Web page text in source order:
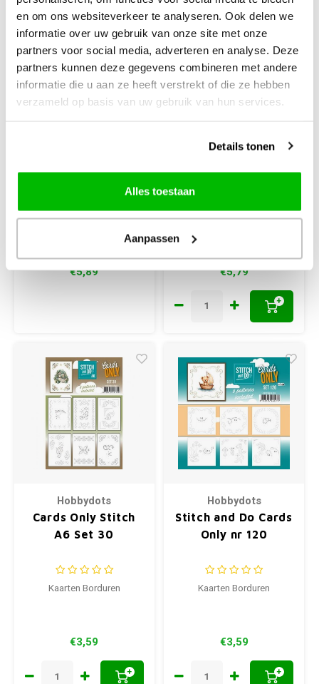
en om ons websiteverkeer te analyseren. Ook delen we
informatie over uw gebruik van onze site met onze
partners voor social media, adverteren en analyse. Deze
partners kunnen deze gegevens combineren met andere
informatie die u aan ze heeft verstrekt of die ze hebben
verzameld op basis van uw gebruik van hun services.
Details tonen
Alles toestaan
Aanpassen
Maak 3 kaarten met
€5,89
Stitch and Do 24
3 Kaarten Borduren -
€5,79
+
Hobbydots
Cards Only Stitch
A6 Set 30
Kaarten Borduren
€3,59
+
Hobbydots
Stitch and Do Cards
Only nr 120
Kaarten Borduren
€3,59
+